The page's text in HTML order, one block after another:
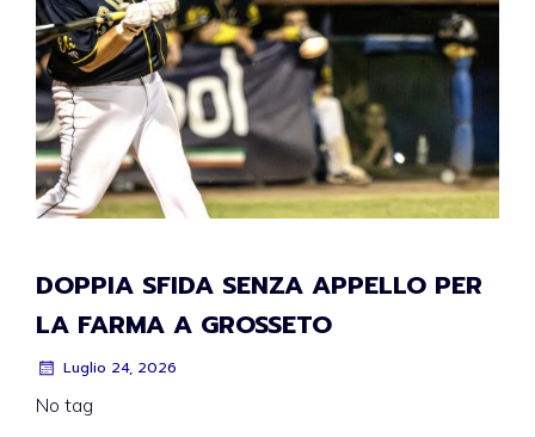
DOPPIA SFIDA SENZA APPELLO PER
LA FARMA A GROSSETO
Luglio 24, 2026
No tag